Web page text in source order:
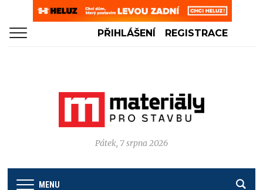
PŘIHLÁŠENÍ REGISTRACE
Pátek, 7 srpna 2026
MENU